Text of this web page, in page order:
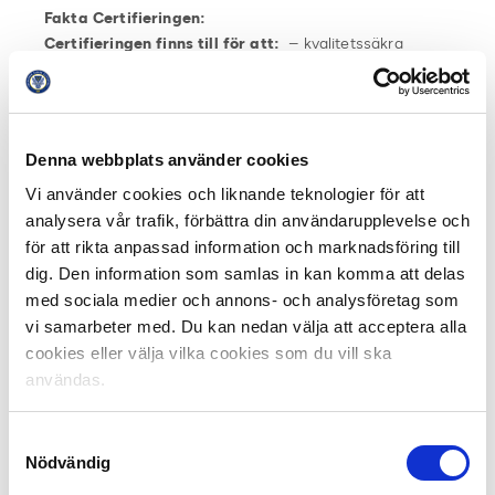
Denna webbplats använder cookies
Vi använder cookies och liknande teknologier för att
analysera vår trafik, förbättra din användarupplevelse och
för att rikta anpassad information och marknadsföring till
dig. Den information som samlas in kan komma att delas
med sociala medier och annons- och analysföretag som
vi samarbeter med. Du kan nedan välja att acceptera alla
cookies eller välja vilka cookies som du vill ska
användas.
Nödvändig
Fakta Certifieringen:
Certifieringen finns till för att: – kvalitetssäkra
klubbarnas arbete med spelarutveckling i åldern 8-19 år
– identifiera klubbarnas egna utvecklingsområden
– stödja och i dialog medverka till klubbarnas eget
utvecklingsarbete
– skapa en stimulerande manual för de deltagande
föreningarna
– skapa tydlighet gentemot styrelse, sponsorer, spelare,
föräldrar, andra klubbar, kommun etc.
– framhålla spelarutbildning och ledarutbildning som de